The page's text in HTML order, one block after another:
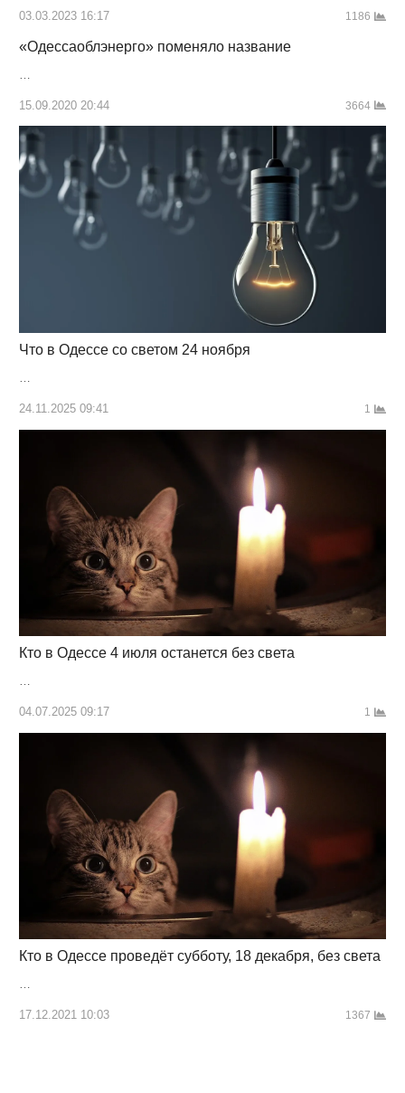
03.03.2023 16:17 1186
«Одессаоблэнерго» поменяло название
15.09.2020 20:44 3664
Что в Одессе со светом 24 ноября
24.11.2025 09:41 1
Кто в Одессе 4 июля останется без света
…
04.07.2025 09:17 1
Кто в Одессе проведёт субботу, 18 декабря, без света
…
17.12.2021 10:03 1367